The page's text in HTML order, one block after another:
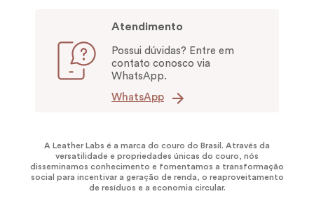
Atendimento
Possui dúvidas? Entre em
contato conosco via
WhatsApp.
WhatsApp
A Leather Labs é a marca do couro do Brasil. Através da
versatilidade e propriedades únicas do couro, nós
disseminamos conhecimento e fomentamos a transformação
social para incentivar a geração de renda, o reaproveitamento
de resíduos e a economia circular.